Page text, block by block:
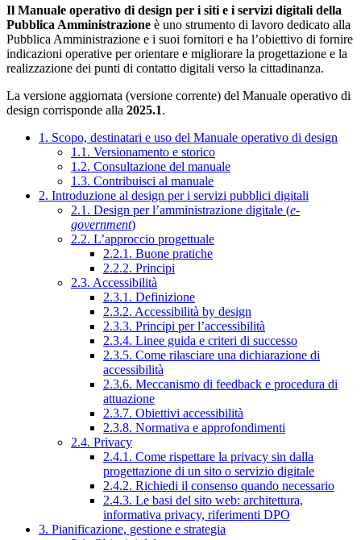
Il Manuale operativo di design per i siti e i servizi digitali della
Pubblica Amministrazione è uno strumento di lavoro dedicato alla
Pubblica Amministrazione e i suoi fornitori e ha l’obiettivo di fornire
indicazioni operative per orientare e migliorare la progettazione e la
realizzazione dei punti di contatto digitali verso la cittadinanza.
La versione aggiornata (versione corrente) del Manuale operativo di
design corrisponde alla 2025.1.
1. Scopo, destinatari e uso del Manuale operativo di design
1.1. Versionamento e storico
1.2. Consultazione del manuale
1.3. Contribuisci al manuale
2. Introduzione al design per i servizi pubblici digitali
2.1. Design per l’amministrazione digitale (e-
government)
2.2. L’approccio progettuale
2.2.1. Buone pratiche
2.2.2. Principi
2.3. Accessibilità
2.3.1. Definizione
2.3.2. Accessibilità by design
2.3.3. Principi per l’accessibilità
2.3.4. Linee guida e criteri di successo
2.3.5. Come rilasciare una dichiarazione di
accessibilità
2.3.6. Meccanismo di feedback e procedura di
attuazione
2.3.7. Obiettivi accessibilità
2.3.8. Normativa e approfondimenti
2.4. Privacy
2.4.1. Come rispettare la privacy sin dalla
progettazione di un sito o servizio digitale
2.4.2. Richiedi il consenso quando necessario
2.4.3. Le basi del sito web: architettura,
informativa privacy, riferimenti DPO
3. Pianificazione, gestione e strategia